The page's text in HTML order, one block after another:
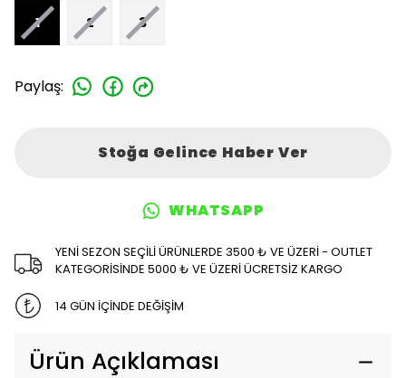
1 2 3
Paylaş:
Stoğa Gelince Haber Ver
WHATSAPP
YENİ SEZON SEÇİLİ ÜRÜNLERDE 3500 ₺ VE ÜZERİ - OUTLET
KATEGORİSİNDE 5000 ₺ VE ÜZERİ ÜCRETSİZ KARGO
14 GÜN İÇİNDE DEĞİŞİM
Ürün Açıklaması